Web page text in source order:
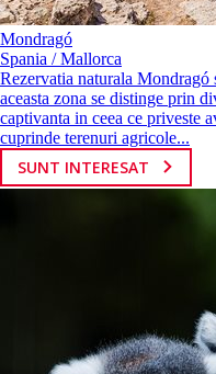
Mondragó
Spania / Mallorca
Rezervatia naturala
aceasta zona se distinge prin
captivanta in ceea ce priveste
cuprinde terenuri agricole...
SUNT INTERESAT